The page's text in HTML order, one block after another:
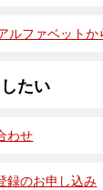
ルファベットか
たい
わせ
録のお申し込み